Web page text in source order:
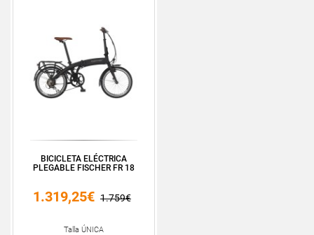
BICICLETA ELÉCTRICA
PLEGABLE FISCHER FR 18
1.319,25€ 1.759€
Talla ÚNICA